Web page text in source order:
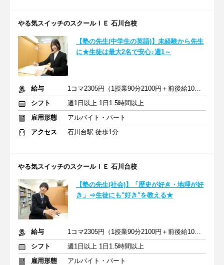
やる気スイッチのスクールＩＥ 石川台校
【塾の先生(中学生の英語)】未経験から先生
に★生徒は最大2名で安心♪週1～
給与
1コマ2305円（1授業90分2100円＋前後給10分205円）
シフト
週1日以上 1日1.5時間以上
雇用形態
アルバイト・パート
アクセス
石川台駅 徒歩1分
やる気スイッチのスクールＩＥ 石川台校
【塾の先生(社会)】「歴史が好き・地理が好
き」⇒生徒にも"好き"を教える★
給与
1コマ2305円（1授業90分2100円＋前後給10分205円）
シフト
週1日以上 1日1.5時間以上
雇用形態
アルバイト・パート